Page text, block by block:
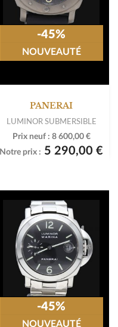
PANERAI
LUMINOR SUBMERSIBLE
Prix neuf : 8 600,00 €
Notre prix : 5 290,00 €
-45%
NOUVEAUTÉ
-45%
NOUVEAUTÉ